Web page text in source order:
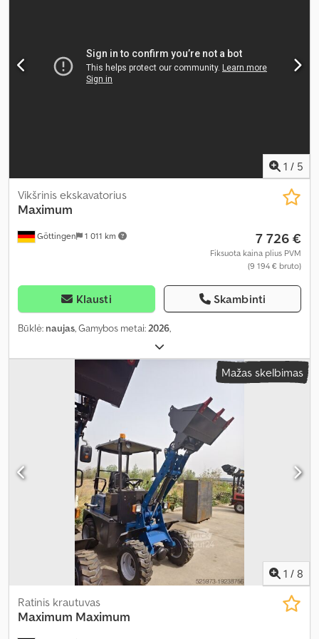
1 / 5
Göttingen 1 011 km
Vikšrinis ekskavatorius
Maximum
7 726 €
Fiksuota kaina plius PVM
(9 194 € bruto)
Klausti Skambinti
Būklė: naujas, Gamybos metai:2026,
Mažas skelbimas
1 / 8
Ratinis krautuvas
Maximum Maximum